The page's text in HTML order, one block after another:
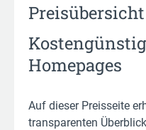
Preisübersicht
Homepages
Auf dieser Preisseite
transparenten